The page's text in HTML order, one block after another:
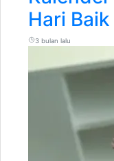
Hari
3 bulan lalu